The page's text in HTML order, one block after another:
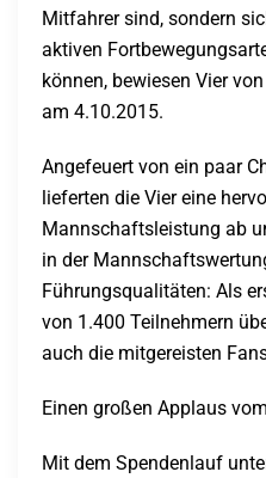
Mitfahrer sind, sondern
aktiven
können, bewiesen Vier
am 4.10.2015.
Angefeuert von ein paar
lieferten die Vier eine
Mannschaftsleistung ab
in der
Führungsqualitäten: Als
von 1.400 Teilnehmern
auch die mitgereisten
Einen großen Applaus
Mit dem Spendenlauf